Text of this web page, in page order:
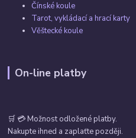
Čínské koule
Tarot, vykládací a hrací karty
Věštecké koule
On-line platby
🛒 💳 Možnost odložené platby.
Nakupte ihned a zaplaťte později.